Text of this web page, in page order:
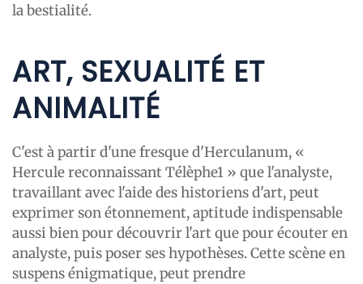
la bestialité.
ART, SEXUALITÉ ET
ANIMALITÉ
C'est à partir d'une fresque d'Herculanum, «
Hercule reconnaissant Télèphe1 » que l'analyste,
travaillant avec l'aide des historiens d'art, peut
exprimer son étonnement, aptitude indispensable
aussi bien pour découvrir l'art que pour écouter en
analyste, puis poser ses hypothèses. Cette scène en
suspens énigmatique, peut prendre